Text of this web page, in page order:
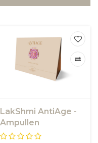
LakShmi AntiAge -
Ampullen
MultiVitamines A E